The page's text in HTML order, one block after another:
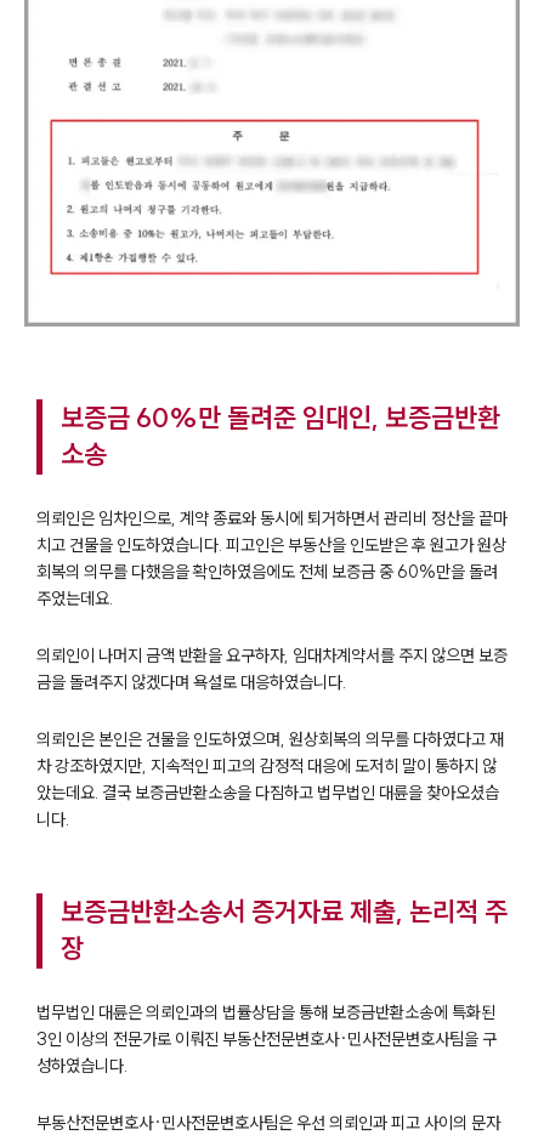
팀소개
오시는 길
글로벌 파트너 로펌
고객의 소리
보증금 60%만 돌려준 임대인, 보증금반환
소송
의뢰인은 임차인으로, 계약 종료와 동시에 퇴거하면서 관리비 정산을 끝마
치고 건물을 인도하였습니다. 피고인은 부동산을 인도받은 후 원고가 원상
회복의 의무를 다했음을 확인하였음에도 전체 보증금 중 60%만을 돌려
주었는데요.
의뢰인이 나머지 금액 반환을 요구하자, 임대차계약서를 주지 않으면 보증
금을 돌려주지 않겠다며 욕설로 대응하였습니다.
의뢰인은 본인은 건물을 인도하였으며, 원상회복의 의무를 다하였다고 재
차 강조하였지만, 지속적인 피고의 감정적 대응에 도저히 말이 통하지 않
았는데요. 결국 보증금반환소송을 다짐하고 법무법인 대륜을 찾아오셨습
니다.
보증금반환소송서 증거자료 제출, 논리적 주
장
법무법인 대륜은 의뢰인과의 법률상담을 통해 보증금반환소송에 특화된
3인 이상의 전문가로 이뤄진 부동산전문변호사·민사전문변호사팀을 구
성하였습니다.
부동산전문변호사·민사전문변호사팀은 우선 의뢰인과 피고 사이의 문자